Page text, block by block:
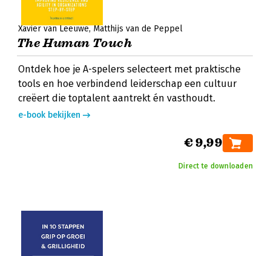
Xavier van Leeuwe Matthijs van de Peppel
The Human Touch
Ontdek hoe je A-spelers selecteert met praktische
tools en hoe verbindend leiderschap een cultuur
creëert die toptalent aantrekt én vasthoudt.
e-book bekijken
€ 9,99
Direct te downloaden